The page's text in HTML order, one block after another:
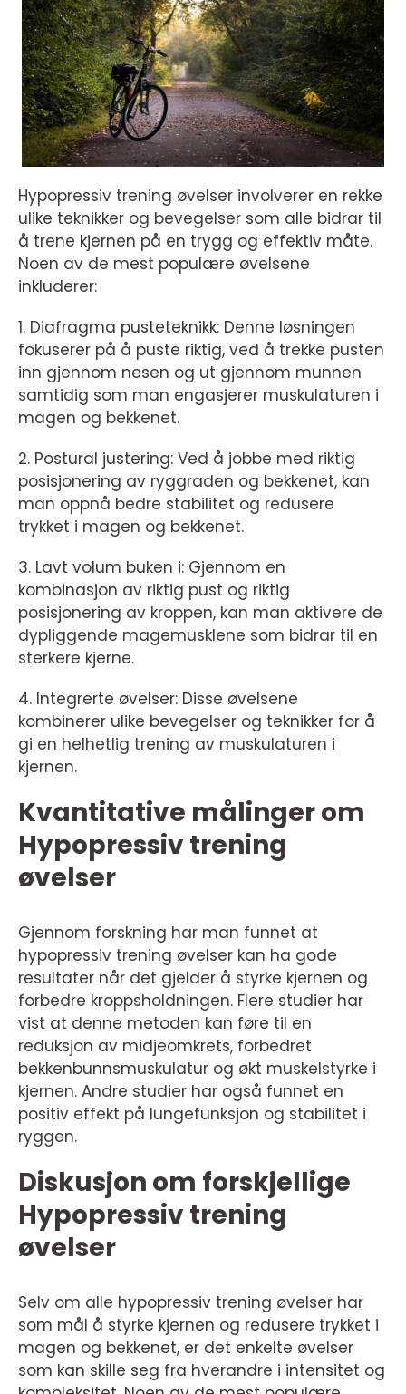
Hypopressiv trening øvelser involverer en rekke
ulike teknikker og bevegelser som alle bidrar til
å trene kjernen på en trygg og effektiv måte.
Noen av de mest populære øvelsene
inkluderer:
1. Diafragma pusteteknikk: Denne løsningen
fokuserer på å puste riktig, ved å trekke pusten
inn gjennom nesen og ut gjennom munnen
samtidig som man engasjerer muskulaturen i
magen og bekkenet.
2. Postural justering: Ved å jobbe med riktig
posisjonering av ryggraden og bekkenet, kan
man oppnå bedre stabilitet og redusere
trykket i magen og bekkenet.
3. Lavt volum buken i: Gjennom en
kombinasjon av riktig pust og riktig
posisjonering av kroppen, kan man aktivere de
dypliggende magemusklene som bidrar til en
sterkere kjerne.
4. Integrerte øvelser: Disse øvelsene
kombinerer ulike bevegelser og teknikker for å
gi en helhetlig trening av muskulaturen i
kjernen.
Kvantitative målinger om
Hypopressiv trening
øvelser
Gjennom forskning har man funnet at
hypopressiv trening øvelser kan ha gode
resultater når det gjelder å styrke kjernen og
forbedre kroppsholdningen. Flere studier har
vist at denne metoden kan føre til en
reduksjon av midjeomkrets, forbedret
bekkenbunnsmuskulatur og økt muskelstyrke i
kjernen. Andre studier har også funnet en
positiv effekt på lungefunksjon og stabilitet i
ryggen.
Diskusjon om forskjellige
Hypopressiv trening
øvelser
Selv om alle hypopressiv trening øvelser har
som mål å styrke kjernen og redusere trykket i
magen og bekkenet, er det enkelte øvelser
som kan skille seg fra hverandre i intensitet og